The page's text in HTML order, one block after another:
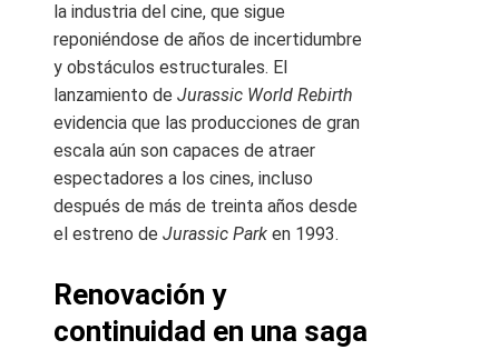
la industria del cine, que sigue
reponiéndose de años de incertidumbre
y obstáculos estructurales. El
lanzamiento de Jurassic World Rebirth
evidencia que las producciones de gran
escala aún son capaces de atraer
espectadores a los cines, incluso
después de más de treinta años desde
el estreno de Jurassic Park en 1993.
Renovación y
continuidad en una saga